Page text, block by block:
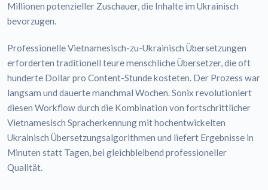
Millionen potenzieller Zuschauer, die Inhalte im Ukrainisch
bevorzugen.
Professionelle Vietnamesisch-zu-Ukrainisch Übersetzungen
erforderten traditionell teure menschliche Übersetzer, die oft
hunderte Dollar pro Content-Stunde kosteten. Der Prozess war
langsam und dauerte manchmal Wochen. Sonix revolutioniert
diesen Workflow durch die Kombination von fortschrittlicher
Vietnamesisch Spracherkennung mit hochentwickelten
Ukrainisch Übersetzungsalgorithmen und liefert Ergebnisse in
Minuten statt Tagen, bei gleichbleibend professioneller
Qualität.